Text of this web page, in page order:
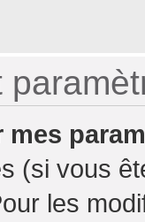
(si vous
les